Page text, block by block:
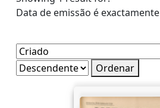
Data de emissão é exactamente
Ordenar